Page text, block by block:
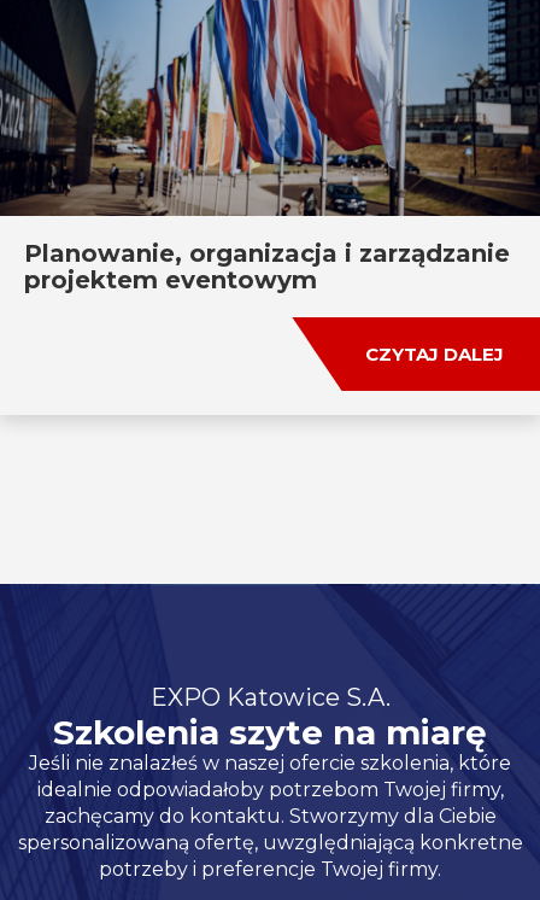
Planowanie, organizacja i zarządzanie
projektem eventowym
CZYTAJ DALEJ
EXPO Katowice S.A.
Szkolenia szyte na miarę
Jeśli nie znalazłeś w naszej ofercie szkolenia, które
idealnie odpowiadałoby potrzebom Twojej firmy,
zachęcamy do kontaktu. Stworzymy dla Ciebie
spersonalizowaną ofertę, uwzględniającą konkretne
potrzeby i preferencje Twojej firmy.